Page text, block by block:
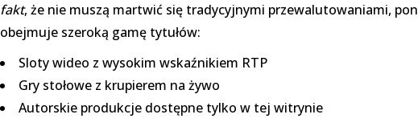
fakt, że nie muszą martwić się tradycyjnymi przewalutowaniami,
obejmuje szeroką gamę tytułów:
Sloty wideo z wysokim wskaźnikiem RTP
Gry stołowe z krupierem na żywo
Autorskie produkcje dostępne tylko w tej witrynie